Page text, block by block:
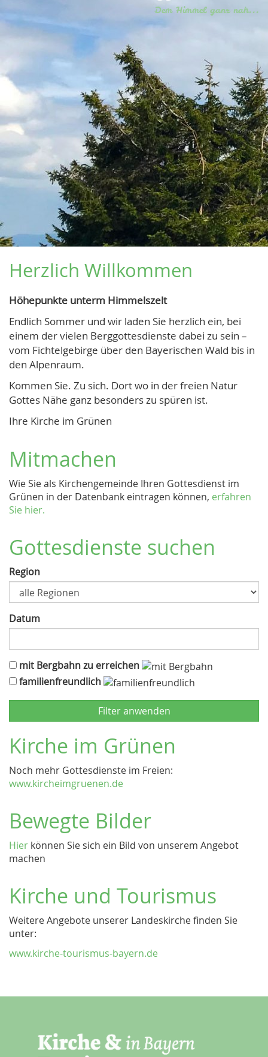
Dem Himmel ganz nah...
Herzlich Willkommen
Höhepunkte unterm Himmelszelt
Endlich Sommer und wir laden Sie herzlich ein, bei
einem der vielen Berggottesdienste dabei zu sein –
vom Fichtelgebirge über den Bayerischen Wald bis in
den Alpenraum.
Kommen Sie. Zu sich. Dort wo in der freien Natur
Gottes Nähe ganz besonders zu spüren ist.
Ihre Kirche im Grünen
Mitmachen
Wie Sie als Kirchengemeinde Ihren Gottesdienst im
Grünen in der Datenbank eintragen können, erfahren
Sie hier.
Gottesdienste suchen
Region
Datum
mit Bergbahn zu erreichen
familienfreundlich
Kirche im Grünen
Noch mehr Gottesdienste im Freien:
www.kircheimgruenen.de
Bewegte Bilder
Hier können Sie sich ein Bild von unserem Angebot
machen
Kirche und Tourismus
Weitere Angebote unserer Landeskirche finden Sie
unter:
www.kirche-tourismus-bayern.de